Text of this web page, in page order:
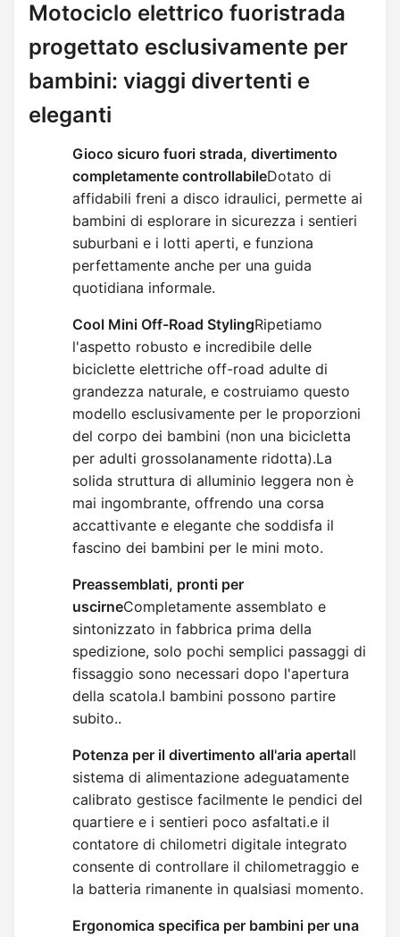
Motociclo elettrico fuoristrada
progettato esclusivamente per
bambini: viaggi divertenti e
eleganti
Gioco sicuro fuori strada, divertimento
completamente controllabileDotato di
affidabili freni a disco idraulici, permette ai
bambini di esplorare in sicurezza i sentieri
suburbani e i lotti aperti, e funziona
perfettamente anche per una guida
quotidiana informale.
Cool Mini Off-Road StylingRipetiamo
l'aspetto robusto e incredibile delle
biciclette elettriche off-road adulte di
grandezza naturale, e costruiamo questo
modello esclusivamente per le proporzioni
del corpo dei bambini (non una bicicletta
per adulti grossolanamente ridotta).La
solida struttura di alluminio leggera non è
mai ingombrante, offrendo una corsa
accattivante e elegante che soddisfa il
fascino dei bambini per le mini moto.
Preassemblati, pronti per
uscirneCompletamente assemblato e
sintonizzato in fabbrica prima della
spedizione, solo pochi semplici passaggi di
fissaggio sono necessari dopo l'apertura
della scatola.I bambini possono partire
subito..
Potenza per il divertimento all'aria apertaIl
sistema di alimentazione adeguatamente
calibrato gestisce facilmente le pendici del
quartiere e i sentieri poco asfaltati.e il
contatore di chilometri digitale integrato
consente di controllare il chilometraggio e
la batteria rimanente in qualsiasi momento.
Ergonomica specifica per bambini per una